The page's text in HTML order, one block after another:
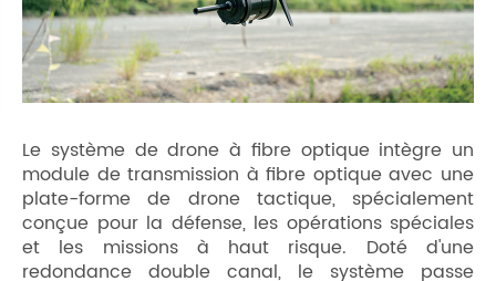
Le système de drone à fibre optique intègre un
module de transmission à fibre optique avec une
plate-forme de drone tactique, spécialement
conçue pour la défense, les opérations spéciales
et les missions à haut risque. Doté d'une
redondance double canal, le système passe